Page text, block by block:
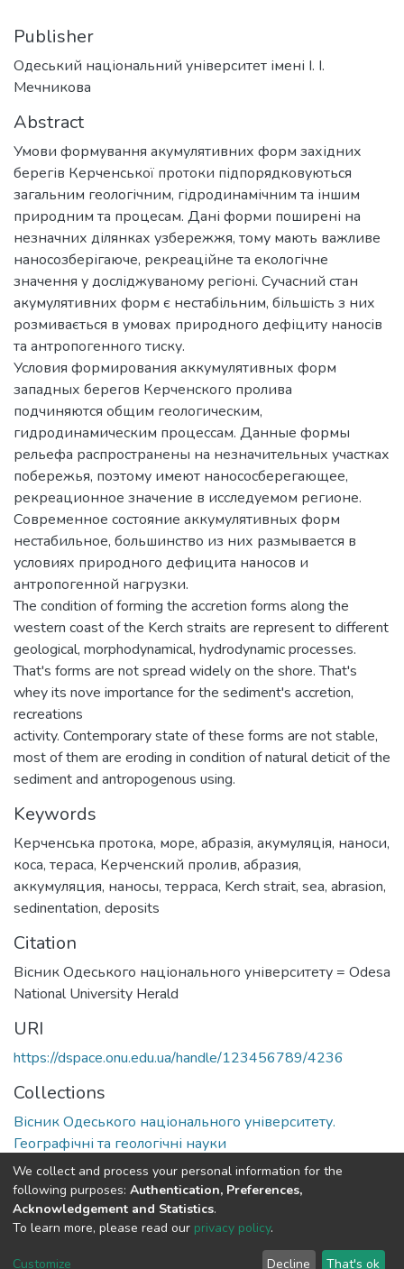
Publisher
Одеський національний університет імені І. І.
Мечникова
Abstract
Умови формування акумулятивних форм західних
берегів Керченської протоки підпорядковуються
загальним геологічним, гідродинамічним та іншим
природним та процесам. Дані форми поширені на
незначних ділянках узбережжя, тому мають важливе
наносозберігаюче, рекреаційне та екологічне
значення у досліджуваному регіоні. Сучасний стан
акумулятивних форм є нестабільним, більшість з них
розмивається в умовах природного дефіциту наносів
та антропогенного тиску.
Условия формирования аккумулятивных форм
западных берегов Керченского пролива
подчиняются общим геологическим,
гидродинамическим процессам. Данные формы
рельефа распространены на незначительных участках
побережья, поэтому имеют нанососберегающее,
рекреационное значение в исследуемом регионе.
Современное состояние аккумулятивных форм
нестабильное, большинство из них размывается в
условиях природного дефицита наносов и
антропогенной нагрузки.
The condition of forming the accretion forms along the
western coast of the Kerch straits are represent to different
geological, morphodynamical, hydrodynamic processes.
That's forms are not spread widely on the shore. That's
whey its nove importance for the sediment's accretion,
recreations
activity. Contemporary state of these forms are not stable,
most of them are eroding in condition of natural deticit of the
sediment and antropogenous using.
Keywords
Керченська протока, море, абразія, акумуляція, наноси,
коса, тераса, Керченский пролив, абразия,
аккумуляция, наносы, терраса, Kerch strait, sea, abrasion,
sedinentation, deposits
Citation
Вісник Одеського національного університету = Odesa
National University Herald
URI
https://dspace.onu.edu.ua/handle/123456789/4236
Collections
Вісник Одеського національного університету.
Географічні та геологічні науки
Full item page
DSpace software copyright © 2009-2026
Cookie End User Send
We collect and process your personal information for the
following purposes: Authentication, Preferences,
Acknowledgement and Statistics.
To learn more, please read our privacy policy.
Customize Decline That's ok